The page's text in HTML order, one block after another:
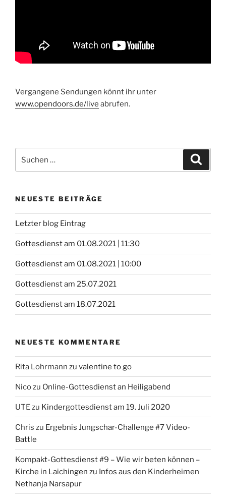
Vergangene Sendungen könnt ihr unter
www.opendoors.de/live abrufen.
nach:
NEUESTE BEITRÄGE
Letzter blog Eintrag
Gottesdienst am 01.08.2021 | 11:30
Gottesdienst am 01.08.2021 | 10:00
Gottesdienst am 25.07.2021
Gottesdienst am 18.07.2021
NEUESTE KOMMENTARE
Rita Lohrmann zu valentine to go
Nicozu Online-Gottesdienst an Heiligabend
UTEzu Kindergottesdienst am 19. Juli 2020
Chris zu Ergebnis Jungschar-Challenge #7 Video-
Battle
Kompakt-Gottesdienst #9 – Wie wir beten können –
Kirche in Laichingen zu Infos aus den Kinderheimen
Nethanja Narsapur